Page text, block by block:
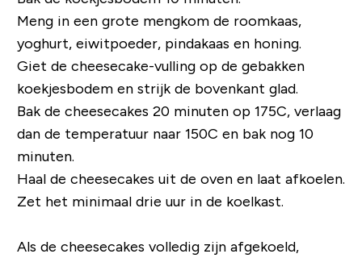
Meng in een grote mengkom de roomkaas,
yoghurt, eiwitpoeder, pindakaas en honing.
Giet de cheesecake-vulling op de gebakken
koekjesbodem en strijk de bovenkant glad.
Bak de cheesecakes 20 minuten op 175C, verlaag
dan de temperatuur naar 150C en bak nog 10
minuten.
Haal de cheesecakes uit de oven en laat afkoelen.
Zet het minimaal drie uur in de koelkast.
Als de cheesecakes volledig zijn afgekoeld,